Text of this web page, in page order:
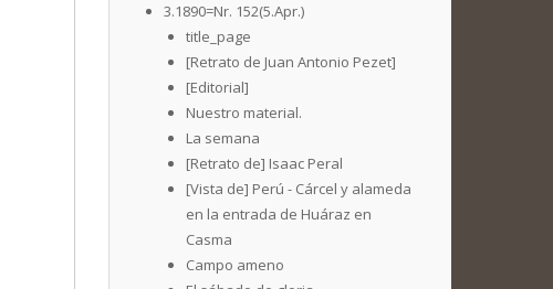
3.1890=Nr. 152(5.Apr.)
title_page
[Retrato de Juan Antonio Pezet]
[Editorial]
Nuestro material.
La semana
[Retrato de] Isaac Peral
[Vista de] Perú - Cárcel y alameda
en la entrada de Huáraz en
Casma
Campo ameno